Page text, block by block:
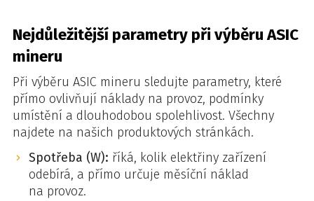
Nejdůležitější parametry při výběru ASIC
mineru
Při výběru ASIC mineru sledujte parametry, které
přímo ovlivňují náklady na provoz, podmínky
umístění a dlouhodobou spolehlivost. Všechny
najdete na našich produktových stránkách.
Spotřeba (W): říká, kolik elektřiny zařízení
odebírá, a přímo určuje měsíční náklad
na provoz.